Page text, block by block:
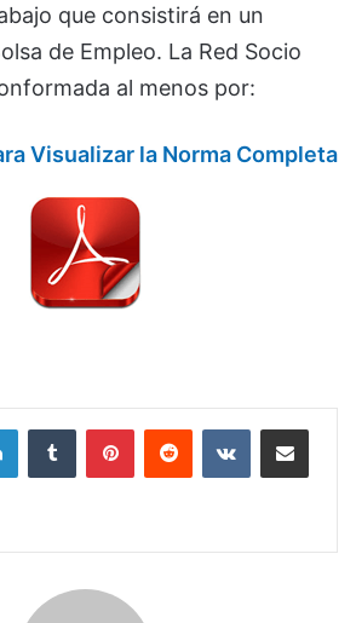
que consistirá en un
de Empleo. La Red Socio
al menos por:
Visualizar la Norma Completa
LinkedInTumblr PinterestReddit VKontakteCompartir por